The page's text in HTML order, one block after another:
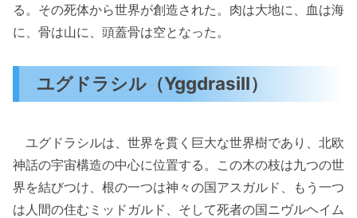
る。その死体から世界が創造された。肉は大地に、血は海
に、骨は山に、頭蓋骨は空となった。
ユグドラシル（Yggdrasill）
ユグドラシルは、世界を貫く巨大な世界樹であり、北欧
神話の宇宙構造の中心に位置する。この木の枝は九つの世
界を結びつけ、根の一つは神々の国アスガルド、もう一つ
は人間の住むミッドガルド、そして死者の国ニヴルヘイム